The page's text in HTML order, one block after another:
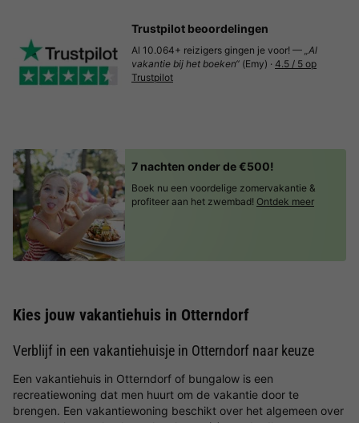
Trustpilot beoordelingen
Al 10.064+ reizigers gingen je voor! — „Al
vakantie bij het boeken“ (Emy) · 4.5 / 5 op
Trustpilot
7 nachten onder de €500!
Boek nu een voordelige zomervakantie &
profiteer aan het zwembad! Ontdek meer
Kies jouw vakantiehuis in Otterndorf
Verblijf in een vakantiehuisje in Otterndorf naar keuze
Een vakantiehuis in Otterndorf of bungalow is een
recreatiewoning dat men huurt om de vakantie door te
brengen. Een vakantiewoning beschikt over het algemeen over